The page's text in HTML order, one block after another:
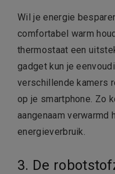
Wil je energie
comfortabel warm
thermostaat een
gadget kun je
verschillende kamers
op je smartphone. Zo
aangenaam verwarmd
energieverbruik.
3. De